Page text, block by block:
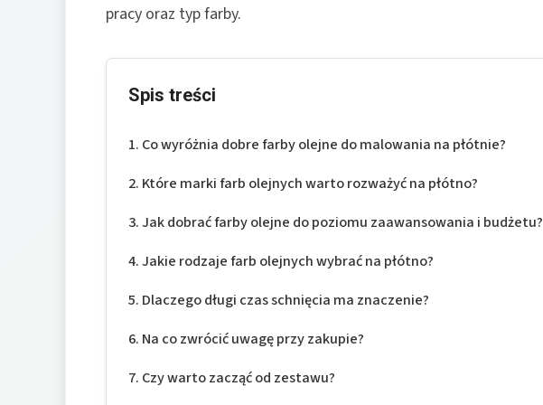
pracy oraz typ farby.
Spis treści
Co wyróżnia dobre farby olejne do malowania na płótnie?
Które marki farb olejnych warto rozważyć na płótno?
Jak dobrać farby olejne do poziomu zaawansowania i budżetu?
Jakie rodzaje farb olejnych wybrać na płótno?
Dlaczego długi czas schnięcia ma znaczenie?
Na co zwrócić uwagę przy zakupie?
Czy warto zacząć od zestawu?